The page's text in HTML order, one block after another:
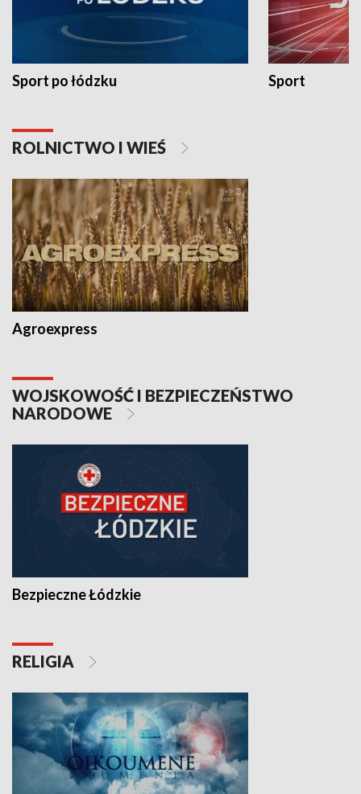
Sport po łódzku Sport
ROLNICTWO I WIEŚ
Agroexpress
WOJSKOWOŚĆ I BEZPIECZEŃSTWO
NARODOWE
Bezpieczne Łódzkie
RELIGIA